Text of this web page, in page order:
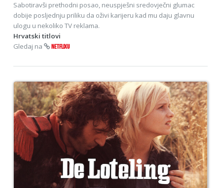
Sabotiravši prethodni posao, neuspješni sredovječni glumac
dobije posljednju priliku da oživi karijeru kad mu daju glavnu
ulogu u nekoliko TV reklama.
Hrvatski titlovi
Gledaj na
NETFLIXU